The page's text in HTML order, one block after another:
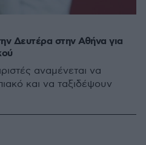
Δευτέρα στην Αθήνα για
αναμένεται να
και να ταξιδέψουν